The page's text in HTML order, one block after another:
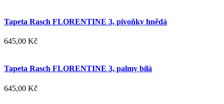
Tapeta Rasch FLORENTINE 3, pivoňky hnědá
645,00 Kč
Tapeta Rasch FLORENTINE 3, palmy bílá
645,00 Kč